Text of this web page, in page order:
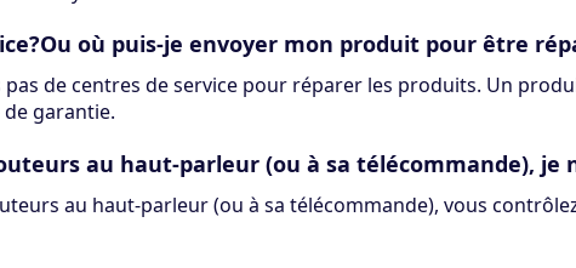
où puis-je envoyer mon produit pour être
de centres de service pour réparer les produits. Un
garantie.
au haut-parleur (ou à sa télécommande), je
au haut-parleur (ou à sa télécommande), vous